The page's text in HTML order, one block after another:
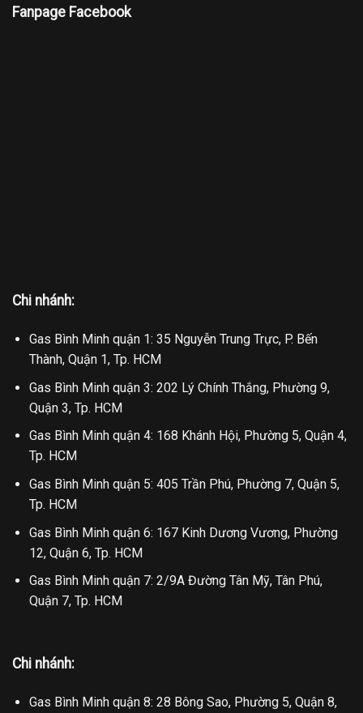
Fanpage Facebook
Chi nhánh:
Gas Bình Minh quận 1: 35 Nguyễn Trung Trực, P. Bến
Thành, Quận 1, Tp. HCM
Gas Bình Minh quận 3: 202 Lý Chính Thắng, Phường 9,
Quận 3, Tp. HCM
Gas Bình Minh quận 4: 168 Khánh Hội, Phường 5, Quận 4,
Tp. HCM
Gas Bình Minh quận 5: 405 Trần Phú, Phường 7, Quận 5,
Tp. HCM
Gas Bình Minh quận 6: 167 Kinh Dương Vương, Phường
12, Quận 6, Tp. HCM
Gas Bình Minh quận 7: 2/9A Đường Tân Mỹ, Tân Phú,
Quận 7, Tp. HCM
Chi nhánh:
Gas Bình Minh quận 8: 28 Bông Sao, Phường 5, Quận 8,